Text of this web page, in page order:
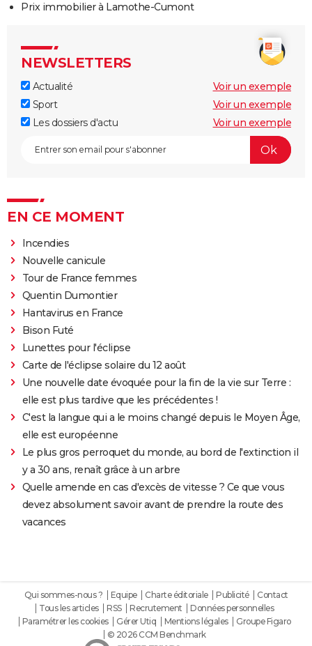
Prix immobilier à Lamothe-Cumont
NEWSLETTERS
Actualité
Voir un exemple
Sport
Voir un exemple
Les dossiers d'actu
Voir un exemple
EN CE MOMENT
Incendies
Nouvelle canicule
Tour de France femmes
Quentin Dumontier
Hantavirus en France
Bison Futé
Lunettes pour l'éclipse
Carte de l'éclipse solaire du 12 août
Une nouvelle date évoquée pour la fin de la vie sur Terre :
elle est plus tardive que les précédentes !
C'est la langue qui a le moins changé depuis le Moyen Âge,
elle est européenne
Le plus gros perroquet du monde, au bord de l'extinction il
y a 30 ans, renaît grâce à un arbre
Quelle amende en cas d'excès de vitesse ? Ce que vous
devez absolument savoir avant de prendre la route des
vacances
Qui sommes-nous ? Equipe Charte éditoriale Publicité
Contact
Tous les articles
RSS Recrutement
Données personnelles
Paramétrer les cookies
Gérer Utiq Mentions légales
Groupe Figaro
© 2026 CCM Benchmark